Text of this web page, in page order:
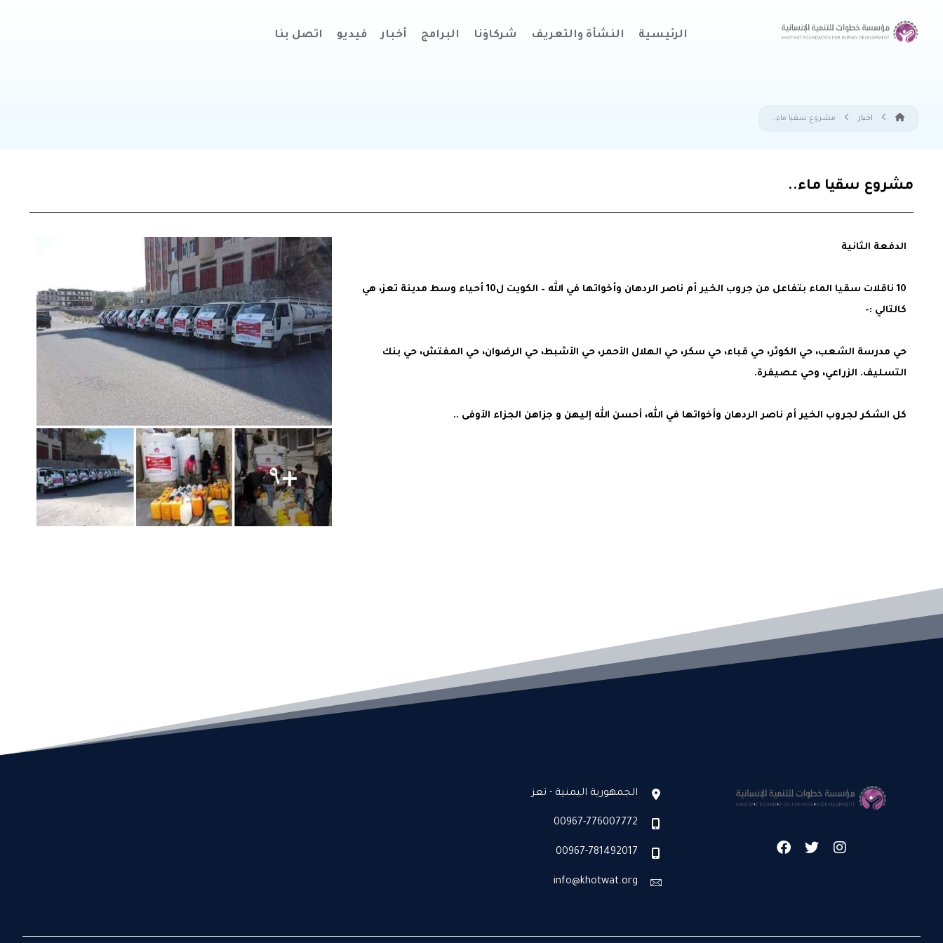
الرئيسية النشأة والتعريف شركاؤنا البرامج أخبار فيديو اتصل بنا
اخبار مشروع سقيا ماء..
مشروع سقيا ماء..
الدفعة الثانية
10 ناقلات سقيا الماء بتفاعل من جروب الخير أم ناصر الردهان وأخواتها في الله – الكويت ل10 أحياء وسط مدينة تعز، هي
كالتالي :-
حي مدرسة الشعب، حي الكوثر، حي قباء، حي سكر، حي الهلال الأحمر، حي الأشبط، حي الرضوان، حي المفتش، حي بنك
التسليف. الزراعي، وحي عصيفرة.
كل الشكر لجروب الخير أم ناصر الردهان وأخواتها في الله، أحسن الله إليهن و جزاهن الجزاء الأوفى ..
الجمهورية اليمنية - تعز
00967-776007772
00967-781492017
info@khotwat.org